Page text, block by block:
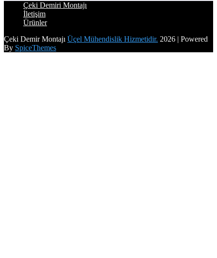
Çeki Demiri Montajı
İletişim
Ürünler
Çeki Demir Montajı Üçel Mühendislik Hizmetidir. 2026 | Powered
By SpiceThemes